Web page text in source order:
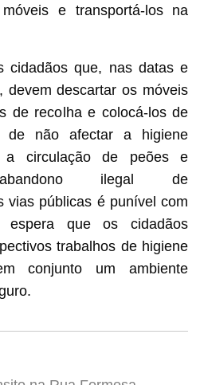
e transportá-los na
cidadãos que, nas datas e
devem descartar os móveis
de recolha e colocá-los de
não afectar a higiene
a circulação de peões e
ilegal de
vias públicas é punível com
que os cidadãos
trabalhos de higiene
conjunto um ambiente